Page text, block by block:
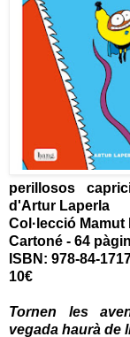
perillosos
d'Artur Laperla
Col·lecció Mamut
Cartoné - 64
ISBN: 978-84-
10€
Tornen les
vegada haurà de